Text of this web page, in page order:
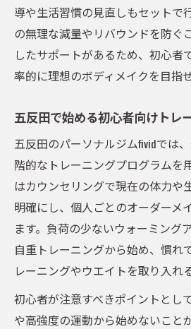
導や生活習慣の見直しもセットで
の無理な減量やリバウンドを防ぐ
したサポートがあるため、初心者
率的に理想のボディメイクを目指
五反田で始める初心者向けトレ
五反田のパーソナルジムfividでは
階的なトレーニングプログラムを
はカウンセリングで現在の体力や
明確にし、個人ごとのオーダーメ
ます。負荷の少ないウォーミング
自重トレーニングから始め、慣れ
レーニングやウエイトを取り入れ
初心者が注意すべきポイントとし
や高強度の運動から始めないこと